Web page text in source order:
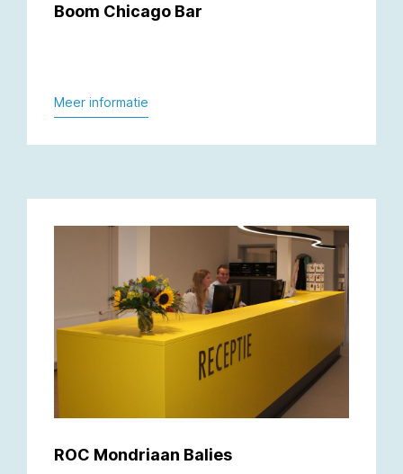
Boom Chicago Bar
Meer informatie
ROC Mondriaan Balies